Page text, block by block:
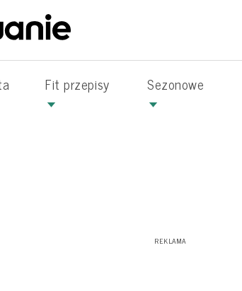
Fit przepisy Sezonowe